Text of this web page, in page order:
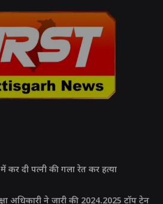
कर दी पत्नी की गला रेत कर हत्या
अधिकारी ने जारी की 2024.2025 टॉप टेन